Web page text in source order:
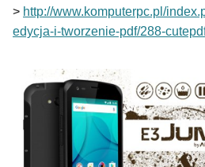
> http://www.komputerpc.pl/
edycja-i-tworzenie-pdf/288-